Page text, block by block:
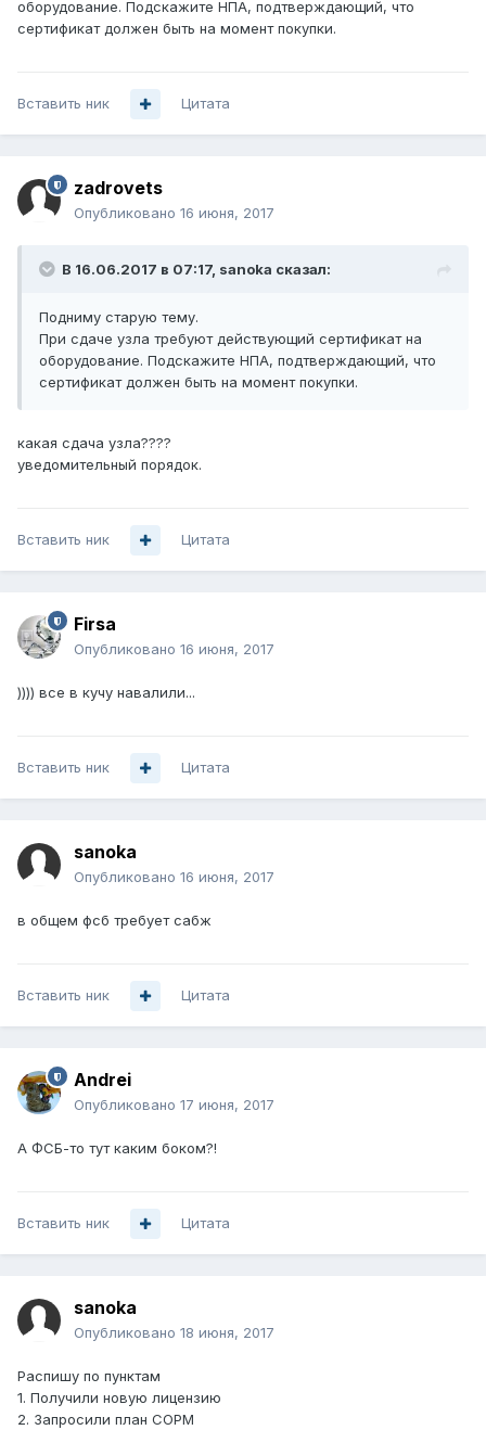
оборудование. Подскажите НПА, подтверждающий, что
сертификат должен быть на момент покупки.
Вставить ник Цитата
zadrovets
Опубликовано 16 июня, 2017
В 16.06.2017 в 07:17, sanoka сказал:
Подниму старую тему.
При сдаче узла требуют действующий сертификат на
оборудование. Подскажите НПА, подтверждающий, что
сертификат должен быть на момент покупки.
какая сдача узла????
уведомительный порядок.
Вставить ник Цитата
Firsa
Опубликовано 16 июня, 2017
)))) все в кучу навалили...
Вставить ник Цитата
sanoka
Опубликовано 16 июня, 2017
в общем фсб требует сабж
Вставить ник Цитата
Andrei
Опубликовано 17 июня, 2017
А ФСБ-то тут каким боком?!
Вставить ник Цитата
sanoka
Опубликовано 18 июня, 2017
Распишу по пунктам
1. Получили новую лицензию
2. Запросили план СОРМ